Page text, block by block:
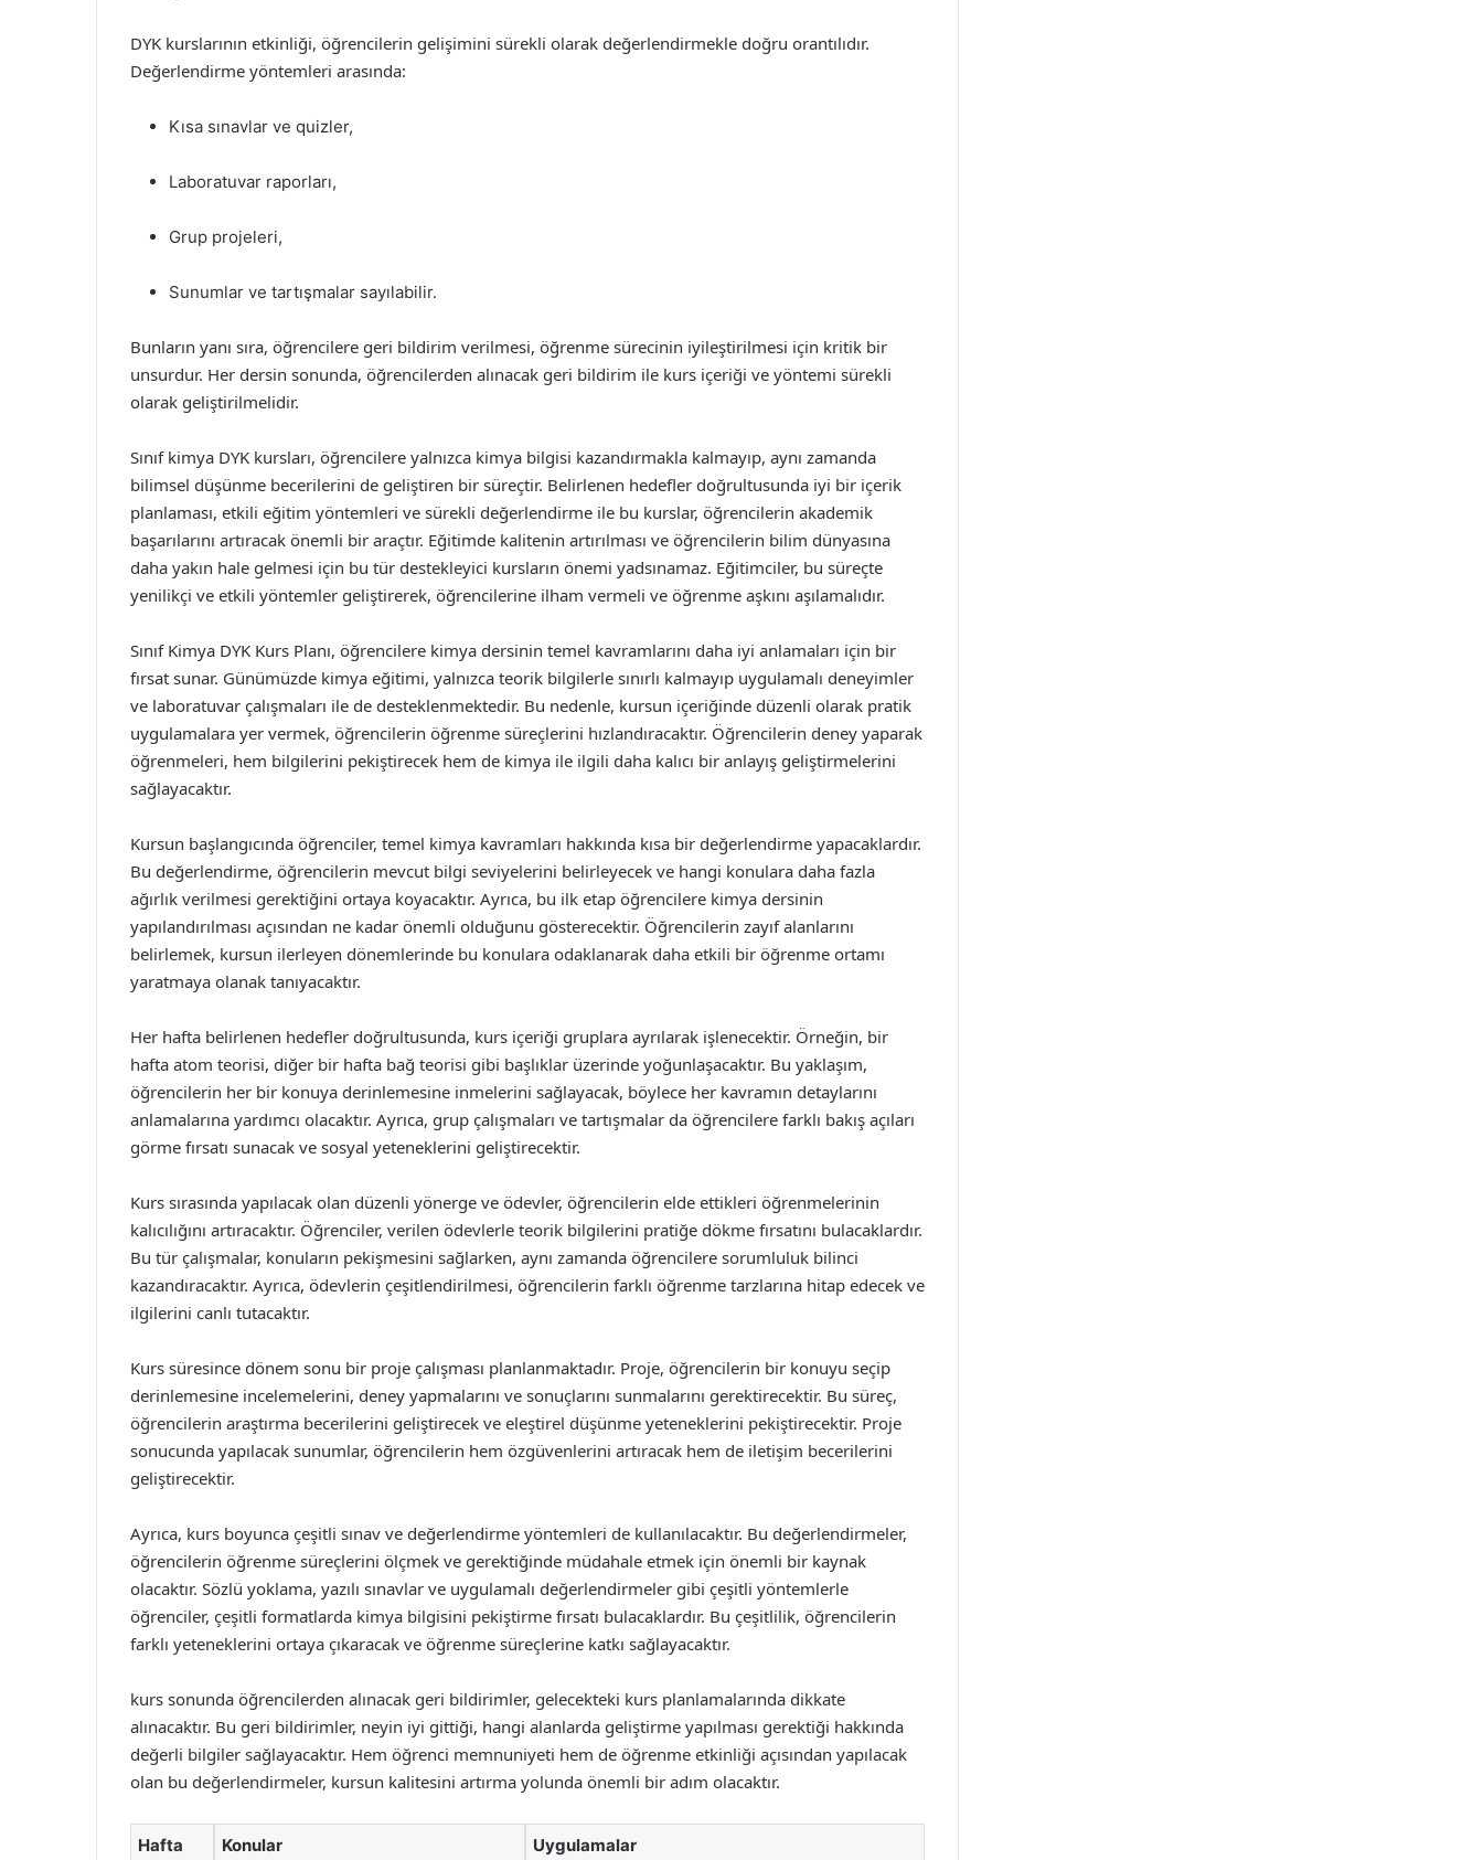
DYK kurslarının etkinliği, öğrencilerin gelişimini sürekli olarak değerlendirmekle doğru orantılıdır.
Değerlendirme yöntemleri arasında:
Kısa sınavlar ve quizler,
Laboratuvar raporları,
Grup projeleri,
Sunumlar ve tartışmalar sayılabilir.
Bunların yanı sıra, öğrencilere geri bildirim verilmesi, öğrenme sürecinin iyileştirilmesi için kritik bir
unsurdur. Her dersin sonunda, öğrencilerden alınacak geri bildirim ile kurs içeriği ve yöntemi sürekli
olarak geliştirilmelidir.
Sınıf kimya DYK kursları, öğrencilere yalnızca kimya bilgisi kazandırmakla kalmayıp, aynı zamanda
bilimsel düşünme becerilerini de geliştiren bir süreçtir. Belirlenen hedefler doğrultusunda iyi bir içerik
planlaması, etkili eğitim yöntemleri ve sürekli değerlendirme ile bu kurslar, öğrencilerin akademik
başarılarını artıracak önemli bir araçtır. Eğitimde kalitenin artırılması ve öğrencilerin bilim dünyasına
daha yakın hale gelmesi için bu tür destekleyici kursların önemi yadsınamaz. Eğitimciler, bu süreçte
yenilikçi ve etkili yöntemler geliştirerek, öğrencilerine ilham vermeli ve öğrenme aşkını aşılamalıdır.
Sınıf Kimya DYK Kurs Planı, öğrencilere kimya dersinin temel kavramlarını daha iyi anlamaları için bir
fırsat sunar. Günümüzde kimya eğitimi, yalnızca teorik bilgilerle sınırlı kalmayıp uygulamalı deneyimler
ve laboratuvar çalışmaları ile de desteklenmektedir. Bu nedenle, kursun içeriğinde düzenli olarak pratik
uygulamalara yer vermek, öğrencilerin öğrenme süreçlerini hızlandıracaktır. Öğrencilerin deney yaparak
öğrenmeleri, hem bilgilerini pekiştirecek hem de kimya ile ilgili daha kalıcı bir anlayış geliştirmelerini
sağlayacaktır.
Kursun başlangıcında öğrenciler, temel kimya kavramları hakkında kısa bir değerlendirme yapacaklardır.
Bu değerlendirme, öğrencilerin mevcut bilgi seviyelerini belirleyecek ve hangi konulara daha fazla
ağırlık verilmesi gerektiğini ortaya koyacaktır. Ayrıca, bu ilk etap öğrencilere kimya dersinin
yapılandırılması açısından ne kadar önemli olduğunu gösterecektir. Öğrencilerin zayıf alanlarını
belirlemek, kursun ilerleyen dönemlerinde bu konulara odaklanarak daha etkili bir öğrenme ortamı
yaratmaya olanak tanıyacaktır.
Her hafta belirlenen hedefler doğrultusunda, kurs içeriği gruplara ayrılarak işlenecektir. Örneğin, bir
hafta atom teorisi, diğer bir hafta bağ teorisi gibi başlıklar üzerinde yoğunlaşacaktır. Bu yaklaşım,
öğrencilerin her bir konuya derinlemesine inmelerini sağlayacak, böylece her kavramın detaylarını
anlamalarına yardımcı olacaktır. Ayrıca, grup çalışmaları ve tartışmalar da öğrencilere farklı bakış açıları
görme fırsatı sunacak ve sosyal yeteneklerini geliştirecektir.
Kurs sırasında yapılacak olan düzenli yönerge ve ödevler, öğrencilerin elde ettikleri öğrenmelerinin
kalıcılığını artıracaktır. Öğrenciler, verilen ödevlerle teorik bilgilerini pratiğe dökme fırsatını bulacaklardır.
Bu tür çalışmalar, konuların pekişmesini sağlarken, aynı zamanda öğrencilere sorumluluk bilinci
kazandıracaktır. Ayrıca, ödevlerin çeşitlendirilmesi, öğrencilerin farklı öğrenme tarzlarına hitap edecek ve
ilgilerini canlı tutacaktır.
Kurs süresince dönem sonu bir proje çalışması planlanmaktadır. Proje, öğrencilerin bir konuyu seçip
derinlemesine incelemelerini, deney yapmalarını ve sonuçlarını sunmalarını gerektirecektir. Bu süreç,
öğrencilerin araştırma becerilerini geliştirecek ve eleştirel düşünme yeteneklerini pekiştirecektir. Proje
sonucunda yapılacak sunumlar, öğrencilerin hem özgüvenlerini artıracak hem de iletişim becerilerini
geliştirecektir.
Ayrıca, kurs boyunca çeşitli sınav ve değerlendirme yöntemleri de kullanılacaktır. Bu değerlendirmeler,
öğrencilerin öğrenme süreçlerini ölçmek ve gerektiğinde müdahale etmek için önemli bir kaynak
olacaktır. Sözlü yoklama, yazılı sınavlar ve uygulamalı değerlendirmeler gibi çeşitli yöntemlerle
öğrenciler, çeşitli formatlarda kimya bilgisini pekiştirme fırsatı bulacaklardır. Bu çeşitlilik, öğrencilerin
farklı yeteneklerini ortaya çıkaracak ve öğrenme süreçlerine katkı sağlayacaktır.
kurs sonunda öğrencilerden alınacak geri bildirimler, gelecekteki kurs planlamalarında dikkate
alınacaktır. Bu geri bildirimler, neyin iyi gittiği, hangi alanlarda geliştirme yapılması gerektiği hakkında
değerli bilgiler sağlayacaktır. Hem öğrenci memnuniyeti hem de öğrenme etkinliği açısından yapılacak
olan bu değerlendirmeler, kursun kalitesini artırma yolunda önemli bir adım olacaktır.
Hafta Konular Uygulamalar